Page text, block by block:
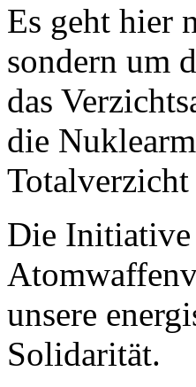
Es geht hier
sondern um
das
die
Die Initiative
unsere
Solidarität.